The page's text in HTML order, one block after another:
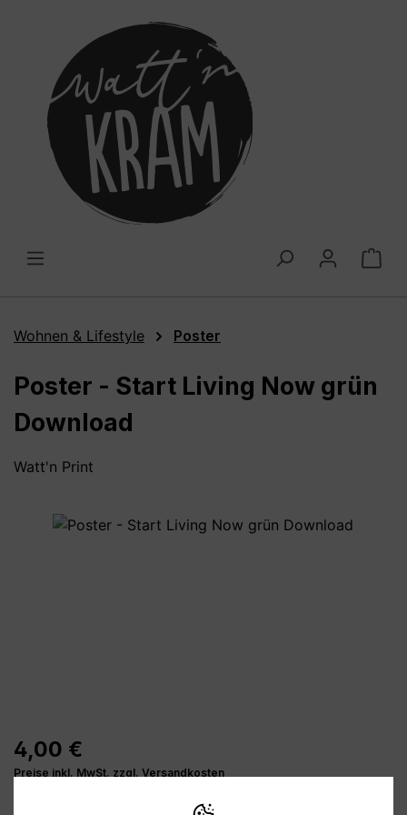
Wohnen & Lifestyle Poster
Poster - Start Living Now grün
Download
Watt'n Print
Bildergalerie überspringen
4,00 €
Preise inkl. MwSt. zzgl. Versandkosten